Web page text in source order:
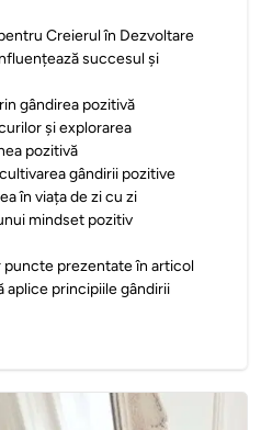
Creierul în Dezvoltare
succesul și
gândirea pozitivă
și explorarea
pozitivă
gândirii pozitive
în viața de zi cu zi
mindset pozitiv
puncte prezentate în articol
aplice principiile gândirii